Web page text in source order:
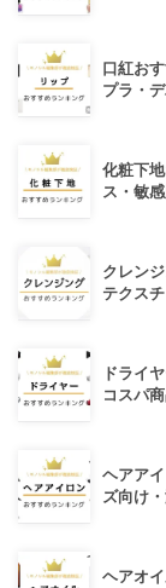
口紅お
プラ・
化粧下
ス・敏
クレン
テクス
ドライ
コスパ商
ヘアア
ズ向け
ヘアオ